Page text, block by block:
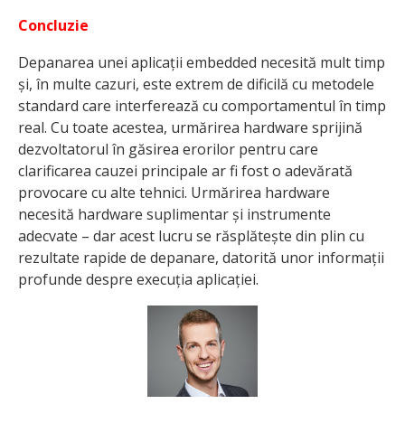
Concluzie
Depanarea unei aplicații embedded necesită mult timp
și, în multe cazuri, este extrem de dificilă cu metodele
standard care interferează cu comportamentul în timp
real. Cu toate acestea, urmărirea hardware sprijină
dezvoltatorul în găsirea erorilor pentru care
clarificarea cauzei principale ar fi fost o adevărată
provocare cu alte tehnici. Urmărirea hardware
necesită hardware suplimentar și instrumente
adecvate – dar acest lucru se răsplătește din plin cu
rezultate rapide de depanare, datorită unor informații
profunde despre execuția aplicației.